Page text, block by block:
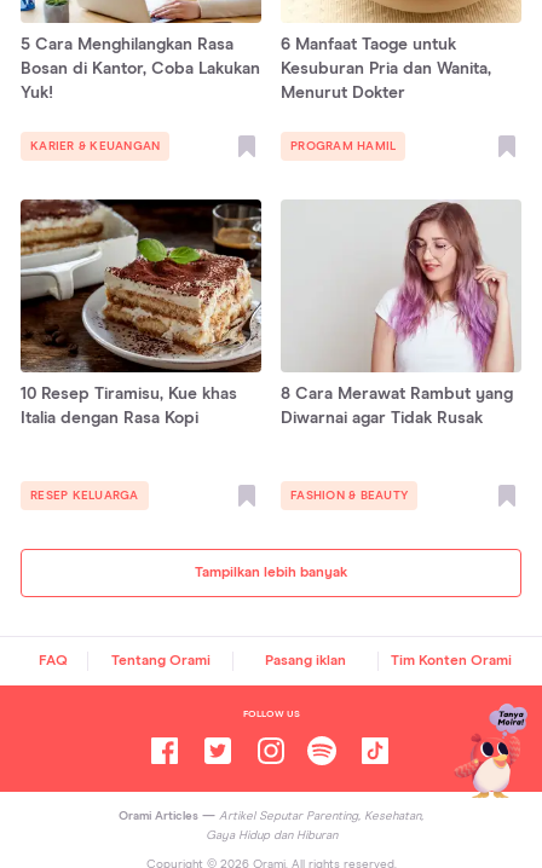
Tampilkan lebih banyak
5 Cara Menghilangkan Rasa
Bosan di Kantor, Coba Lakukan
Yuk!
KARIER & KEUANGAN
6 Manfaat Taoge untuk
Kesuburan Pria dan Wanita,
Menurut Dokter
PROGRAM HAMIL
10 Resep Tiramisu, Kue khas
Italia dengan Rasa Kopi
RESEP KELUARGA
8 Cara Merawat Rambut yang
Diwarnai agar Tidak Rusak
FASHION & BEAUTY
FAQ Tentang Orami Pasang iklan Tim Konten Orami
FOLLOW US
Orami Articles — Artikel Seputar Parenting, Kesehatan,
Gaya Hidup dan Hiburan
Copyright © 2026Orami. All rights reserved.